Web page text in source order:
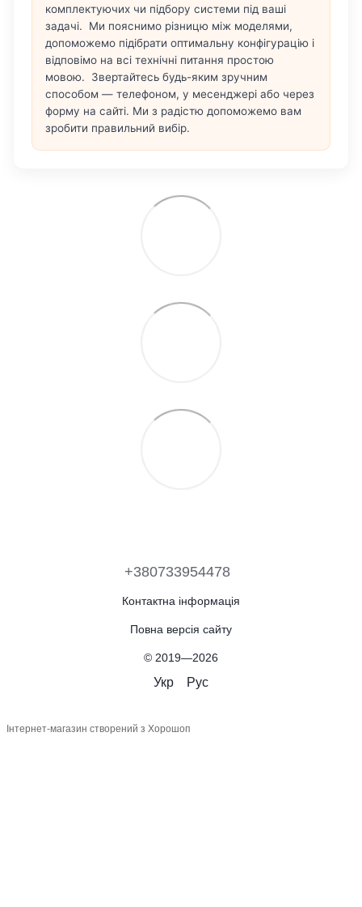
комплектуючих чи підбору системи під ваші
задачі. Ми пояснимо різницю між моделями,
допоможемо підібрати оптимальну конфігурацію і
відповімо на всі технічні питання простою
мовою. Звертайтесь будь-яким зручним
способом — телефоном, у месенджері або через
форму на сайті. Ми з радістю допоможемо вам
зробити правильний вибір.
+380733954478
Контактна інформація
Повна версія сайту
© 2019—2026
Укр Рус
Інтернет-магазин створений з Хорошоп